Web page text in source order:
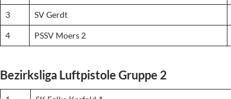
3 SV Gerdt
4 PSSV Moers 2
Bezirksliga Luftpistole Gruppe 2